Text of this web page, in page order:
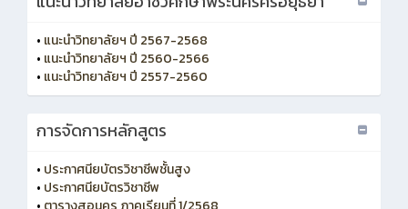
• แนะนำวิทยาลัยฯ ปี 2567-2568
• แนะนำวิทยาลัยฯ ปี 2560-2566
• แนะนำวิทยาลัยฯ ปี 2557-2560
การจัดการหลักสูตร
• ประกาศนียบัตรวิชาชีพชั้นสูง
• ประกาศนียบัตรวิชาชีพ